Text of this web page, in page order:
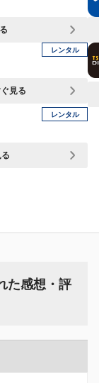
レンタル
見る
レンタル
た感想・評